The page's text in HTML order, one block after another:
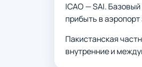
ICAO — SAI.
прибыть в
Пакистанская
внутренние и